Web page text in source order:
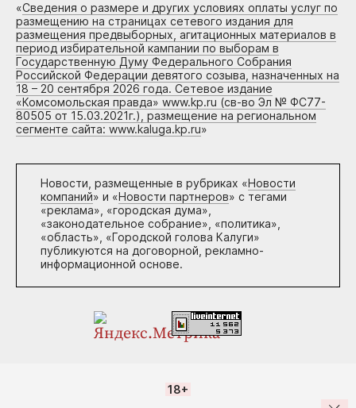
«Сведения о размере и других условиях оплаты услуг по
размещению на страницах сетевого издания для
размещения предвыборных, агитационных материалов в
период избирательной кампании по выборам в
Государственную Думу Федерального Собрания
Российской Федерации девятого созыва, назначенных на
18 – 20 сентября 2026 года. Сетевое издание
«Комсомольская правда» www.kp.ru (св-во Эл № ФС77-
80505 от 15.03.2021г.), размещение на региональном
сегменте сайта: www.kaluga.kp.ru»
Новости, размещенные в рубриках «Новости
компаний» и «Новости партнеров» с тегами
«реклама», «городская дума»,
«законодательное собрание», «политика»,
«область», «Городской голова Калуги»
публикуются на договорной, рекламно-
информационной основе.
18+